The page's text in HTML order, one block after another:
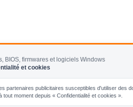
BIOS, firmwares et logiciels Windows
et cookies
partenaires publicitaires susceptibles d'utiliser
moment depuis « Confidentialité et cookies ».